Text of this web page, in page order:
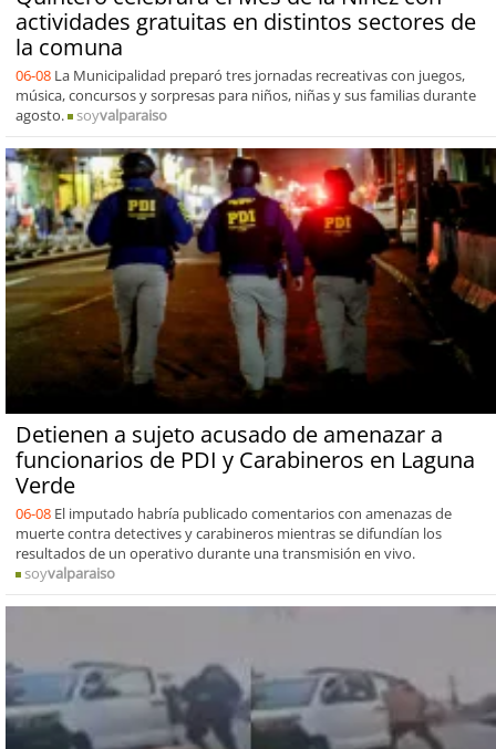
actividades gratuitas en distintos sectores de
la comuna
06-08 La Municipalidad preparó tres jornadas recreativas con juegos,
música, concursos y sorpresas para niños, niñas y sus familias durante
agosto.
soyvalparaiso
Detienen a sujeto acusado de amenazar a
funcionarios de PDI y Carabineros en Laguna
Verde
06-08 El imputado habría publicado comentarios con amenazas de
muerte contra detectives y carabineros mientras se difundían los
resultados de un operativo durante una transmisión en vivo.
soyvalparaiso